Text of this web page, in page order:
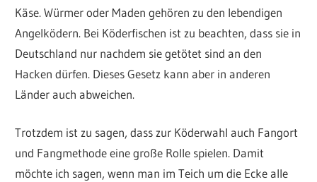
Käse. Würmer oder Maden gehören zu den lebendigen
Angelködern. Bei Köderfischen ist zu beachten, dass sie in
Deutschland nur nachdem sie getötet sind an den
Hacken dürfen. Dieses Gesetz kann aber in anderen
Länder auch abweichen.
Trotzdem ist zu sagen, dass zur Köderwahl auch Fangort
und Fangmethode eine große Rolle spielen. Damit
möchte ich sagen, wenn man im Teich um die Ecke alle